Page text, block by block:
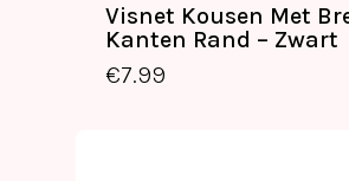
Visnet Kousen Met
Kanten Rand – Zwart
€7.99